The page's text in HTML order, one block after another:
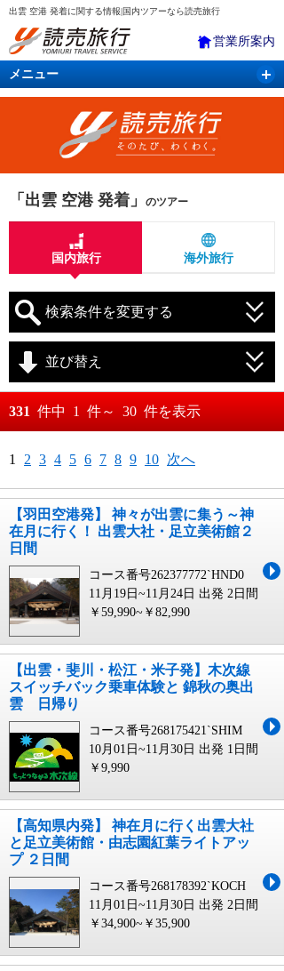
出雲 空港 発着に関する情報|国内ツアーなら読売旅行
営業所案内
メニュー
国内旅行 バスツアー 海外旅行
「出雲 空港 発着」 のツアー
国内旅行 海外旅行
検索条件を変更する
月 日～
月 日
並び替え
おすすめ順
料金が高い順
331 件中 1 件～ 30 件を表示
1 2 3 4 5 6 7 8 9 10 次へ
【羽田空港発】 神々が出雲に集う～神
在月に行く！ 出雲大社・足立美術館２
日間
コース番号262377772`HND0
11月19日~11月24日 出発 2日間
￥59,990~￥82,990
【出雲・斐川・松江・米子発】木次線
スイッチバック乗車体験と 錦秋の奥出
雲 日帰り
コース番号268175421`SHIM
10月01日~11月30日 出発 1日間
￥9,990
【高知県内発】 神在月に行く出雲大社
と足立美術館・由志園紅葉ライトアッ
プ ２日間
コース番号268178392`KOCH
11月01日~11月30日 出発 2日間
￥34,900~￥35,900